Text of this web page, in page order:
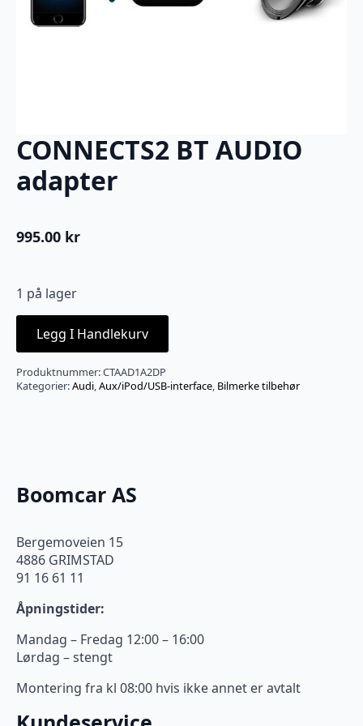
CONNECTS2 BT AUDIO
adapter
995.00 kr
1 på lager
Legg I Handlekurv
Produktnummer:CTAAD1A2DP
Kategorier:Audi,Aux/iPod/USB-interface, Bilmerke tilbehør
Boomcar AS
Bergemoveien 15
4886 GRIMSTAD
91 16 61 11
Åpningstider:
Mandag – Fredag 12:00 – 16:00
Lørdag – stengt
Montering fra kl 08:00 hvis ikke annet er avtalt